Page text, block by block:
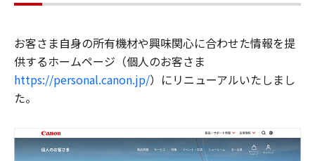
お客さま自身の所有機材や興味関心に合わせた情報を提
供するホームページ（個人のお客さま
https://personal.canon.jp/）にリニューアルいたしまし
た。